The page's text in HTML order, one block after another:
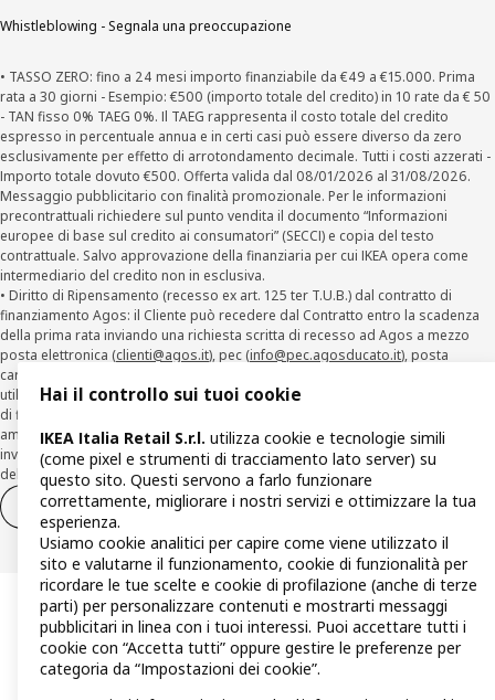
Whistleblowing - Segnala una preoccupazione
• TASSO ZERO: fino a 24 mesi importo finanziabile da €49 a €15.000. Prima
rata a 30 giorni - Esempio: €500 (importo totale del credito) in 10 rate da € 50
- TAN fisso 0% TAEG 0%. Il TAEG rappresenta il costo totale del credito
espresso in percentuale annua e in certi casi può essere diverso da zero
esclusivamente per effetto di arrotondamento decimale. Tutti i costi azzerati -
Importo totale dovuto €500. Offerta valida dal 08/01/2026 al 31/08/2026.
Messaggio pubblicitario con finalità promozionale. Per le informazioni
precontrattuali richiedere sul punto vendita il documento “Informazioni
europee di base sul credito ai consumatori” (SECCI) e copia del testo
contrattuale. Salvo approvazione della finanziaria per cui IKEA opera come
intermediario del credito non in esclusiva.
• Diritto di Ripensamento (recesso ex art. 125 ter T.U.B.) dal contratto di
finanziamento Agos: il Cliente può recedere dal Contratto entro la scadenza
della prima rata inviando una richiesta scritta di recesso ad Agos a mezzo
posta elettronica (clienti@agos.it), pec (info@pec.agosducato.it), posta
cartacea (Viale Fulvio Testi, 280 - 20126 Milano) e per via telematica –
utilizzando la funzionalità sul sitowww.agos.it(“Recesso”) - anche per richieste
di finanziamento effettuate con canali a distanza. In caso di pre-
ammortamento, la comunicazione di recesso da parte del Cliente deve essere
inviata, con le modalità di cui sopra entro 30 giorni dalla data di accettazione
della richiesta di finanziamento.
Diritto di recesso
Diritto di recesso per i servizi
Hai il controllo sui tuoi cookie
IKEA Italia Retail S.r.l. utilizza cookie e tecnologie simili
(come pixel e strumenti di tracciamento lato server) su
questo sito. Questi servono a farlo funzionare
correttamente, migliorare i nostri servizi e ottimizzare la tua
esperienza.
Usiamo cookie analitici per capire come viene utilizzato il
sito e valutarne il funzionamento, cookie di funzionalità per
ricordare le tue scelte e cookie di profilazione (anche di terze
parti) per personalizzare contenuti e mostrarti messaggi
pubblicitari in linea con i tuoi interessi. Puoi accettare tutti i
cookie con “Accetta tutti” oppure gestire le preferenze per
categoria da “Impostazioni dei cookie”.